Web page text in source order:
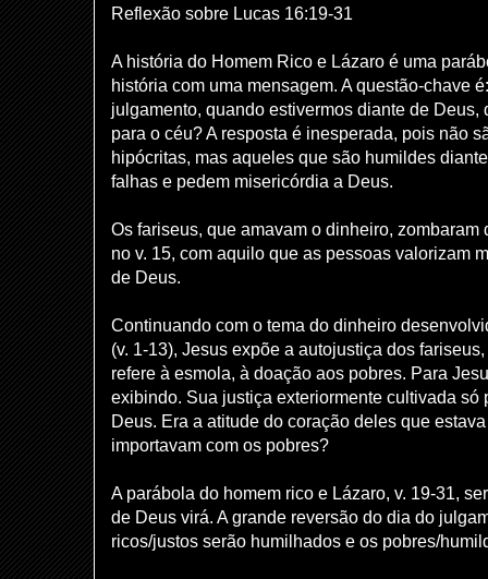
Reflexão sobre Lucas 16:19-31
A história do Homem Rico e Lázaro é uma
história com uma mensagem. A questão-chave
julgamento, quando estivermos diante de Deus,
para o céu? A resposta é inesperada, pois não
hipócritas, mas aqueles que são humildes
falhas e pedem misericórdia a Deus.
Os fariseus, que amavam o dinheiro, zombaram
no v. 15, com aquilo que as pessoas valorizam
de Deus.
Continuando com o tema do dinheiro
(v. 1-13), Jesus expõe a autojustiça dos
refere à esmola, à doação aos pobres. Para
exibindo. Sua justiça exteriormente cultivada só
Deus. Era a atitude do coração deles que
importavam com os pobres?
A parábola do homem rico e Lázaro, v. 19-31,
de Deus virá. A grande reversão do dia do
ricos/justos serão humilhados e os pobres/